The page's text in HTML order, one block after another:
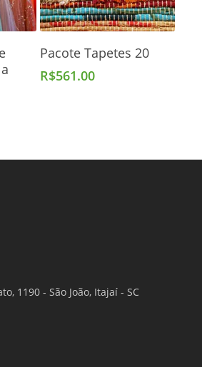
Adicionar Ao Carrinho
Pacote Tapetes 20
R$561.00
1190 - São João, Itajaí - SC